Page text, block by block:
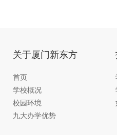
关于厦门新东方
首页
学校概况
校园环境
九大办学优势